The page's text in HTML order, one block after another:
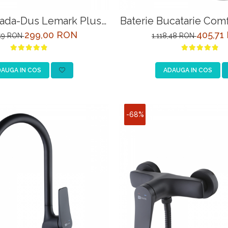
Dus Lemark Plus
LM1551C Crom
RON299,00 RON
IN COS
Baterie Bucatarie
cai cu Racord la
Potabila
1.118,48 RON405,71
ADAUGA IN COS
-68%